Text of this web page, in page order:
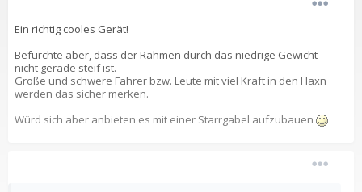
Ein richtig cooles Gerät!
Befürchte aber, dass der Rahmen durch das niedrige Gewicht
nicht gerade steif ist.
Große und schwere Fahrer bzw. Leute mit viel Kraft in den Haxn
werden das sicher merken.
Würd sich aber anbieten es mit einer Starrgabel aufzubauen